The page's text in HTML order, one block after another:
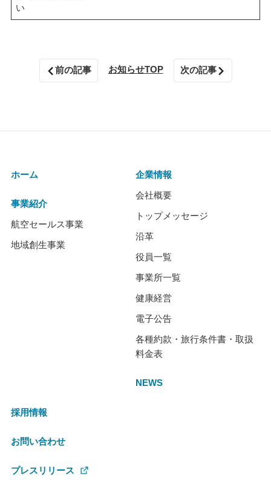
い
前の記事 お知らせTOP 次の記事
ホーム
事業紹介
航空セールス事業
地域創生事業
企業情報
会社概要
トップメッセージ
沿革
役員一覧
事業所一覧
健康経営
電子公告
各種約款・旅行条件書・取扱
料金表
NEWS
採用情報
お問い合わせ
プレスリリース